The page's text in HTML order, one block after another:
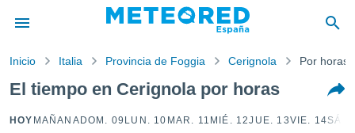
por
para
que se
Inicio Italia Provincia de Foggia Cerignola Por horas
El tiempo en Cerignola por horas
HOY MAÑANA DOM. 09 LUN. 10 MAR. 11 MIÉ. 12JUE. 13VIE. 14